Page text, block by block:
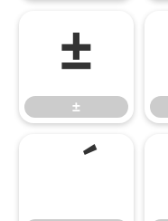
±
±